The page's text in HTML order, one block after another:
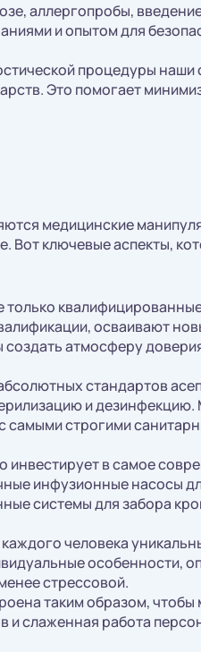
аллергопробы,
и опытом для
процедуры наши
Это помогает
медицинские
Вот ключевые аспекты,
осваивают
атмосферу
стандартов
и дезинфекцию.
самыми строгими
инвестирует в самое
инфузионные насосы
системы для забора
человека
особенности,
стрессовой.
таким образом,
слаженная работа